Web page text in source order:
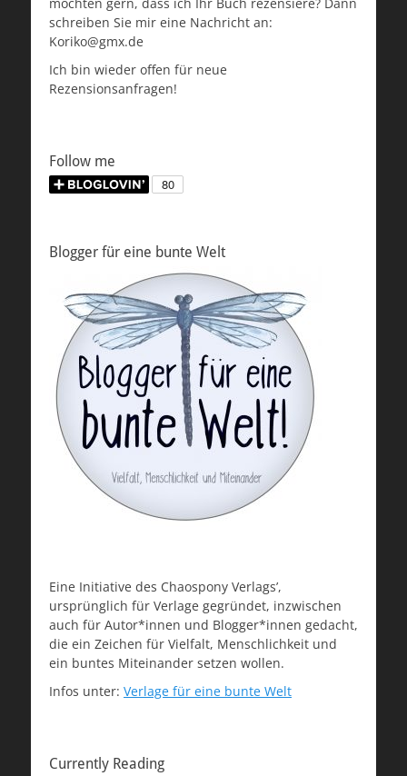
schreiben Sie mir eine Nachricht an:
Koriko@gmx.de
Ich bin wieder offen für neue
Rezensionsanfragen!
Follow me
Blogger für eine bunte Welt
Eine Initiative des Chaospony Verlags’,
ursprünglich für Verlage gegründet, inzwischen
auch für Autor*innen und Blogger*innen gedacht,
die ein Zeichen für Vielfalt, Menschlichkeit und
ein buntes Miteinander setzen wollen.
Infos unter: Verlage für eine bunte Welt
Currently Reading